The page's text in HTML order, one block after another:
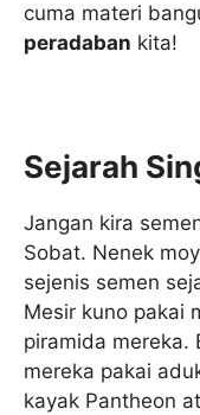
cuma materi
peradaban kita!
Sejarah
Jangan kira
Sobat. Nenek
sejenis semen
Mesir kuno pakai
piramida mereka.
mereka pakai
kayak Pantheon